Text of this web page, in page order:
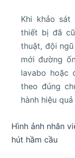
Khi khảo sát
thiết bị đã
thuật, đội
mới đường
lavabo hoặc
theo đúng
hành hiệu
Hình ảnh nhân
hút hầm cầu